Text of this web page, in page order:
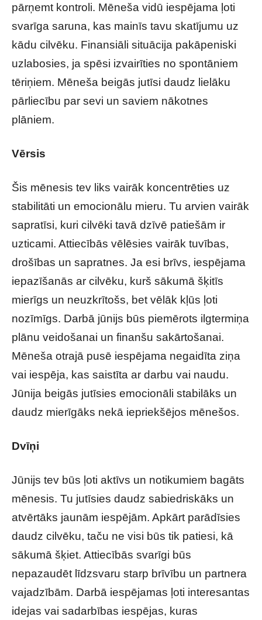
pārņemt kontroli. Mēneša vidū iespējama ļoti
svarīga saruna, kas mainīs tavu skatījumu uz
kādu cilvēku. Finansiāli situācija pakāpeniski
uzlabosies, ja spēsi izvairīties no spontāniem
tēriņiem. Mēneša beigās jutīsi daudz lielāku
pārliecību par sevi un saviem nākotnes
plāniem.
Vērsis
Šis mēnesis tev liks vairāk koncentrēties uz
stabilitāti un emocionālu mieru. Tu arvien vairāk
sapratīsi, kuri cilvēki tavā dzīvē patiešām ir
uzticami. Attiecībās vēlēsies vairāk tuvības,
drošības un sapratnes. Ja esi brīvs, iespējama
iepazīšanās ar cilvēku, kurš sākumā šķitīs
mierīgs un neuzkrītošs, bet vēlāk kļūs ļoti
nozīmīgs. Darbā jūnijs būs piemērots ilgtermiņa
plānu veidošanai un finanšu sakārtošanai.
Mēneša otrajā pusē iespējama negaidīta ziņa
vai iespēja, kas saistīta ar darbu vai naudu.
Jūnija beigās jutīsies emocionāli stabilāks un
daudz mierīgāks nekā iepriekšējos mēnešos.
Dvīņi
Jūnijs tev būs ļoti aktīvs un notikumiem bagāts
mēnesis. Tu jutīsies daudz sabiedriskāks un
atvērtāks jaunām iespējām. Apkārt parādīsies
daudz cilvēku, taču ne visi būs tik patiesi, kā
sākumā šķiet. Attiecībās svarīgi būs
nepazaudēt līdzsvaru starp brīvību un partnera
vajadzībām. Darbā iespējamas ļoti interesantas
idejas vai sadarbības iespējas, kuras